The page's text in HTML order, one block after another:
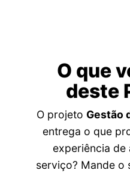
O que
deste
O projeto Gestão
entrega o que
experiência de
serviço? Mande o